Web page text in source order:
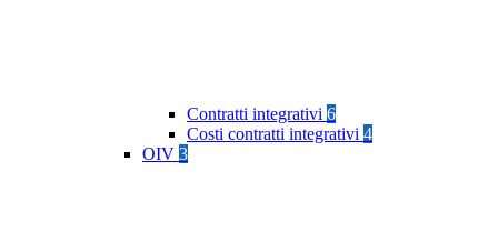
Contratti integrativi 6
Costi contratti integrativi 4
OIV 3